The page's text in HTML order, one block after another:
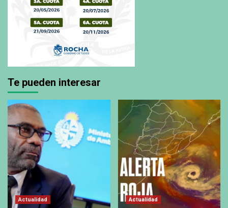
Te pueden interesar
Actualidad Actualidad